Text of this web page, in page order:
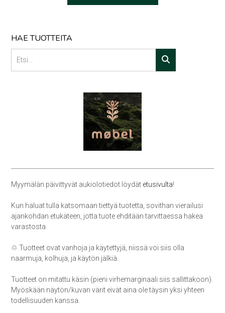
HAE TUOTTEITA
Myymälän päivittyvät aukiolotiedot löydät etusivulta!
Kun haluat tulla katsomaan tiettyä tuotetta, sovithan vierailusi
ajankohdan etukäteen, jotta tuote ehditään tarvittaessa hakea
varastosta.
♲ Tuotteet ovat vanhoja ja käytettyjä, niissä voi siis olla
naarmuja, kolhuja, ja käytön jälkiä.
Tuotteet on mitattu käsin (pieni virhemarginaali siis sallittakoon).
Myöskään näytön/kuvan värit eivät aina ole täysin yksi yhteen
todellisuuden kanssa.